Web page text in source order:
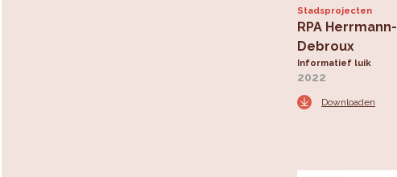
Stadsprojecten
RPA Herrmann-
Debroux
Informatief luik
2022
Downloaden